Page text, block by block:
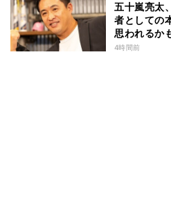
五十嵐亮太
者としての
思われるか
4時間前